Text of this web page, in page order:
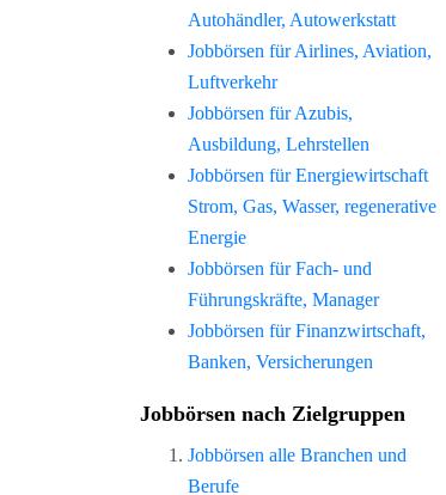
Autohändler, Autowerkstatt
Jobbörsen für Airlines, Aviation,
Luftverkehr
Jobbörsen für Azubis,
Ausbildung, Lehrstellen
Jobbörsen für Energiewirtschaft
Strom, Gas, Wasser, regenerative
Energie
Jobbörsen für Fach- und
Führungskräfte, Manager
Jobbörsen für Finanzwirtschaft,
Banken, Versicherungen
Jobbörsen nach Zielgruppen
Jobbörsen alle Branchen und
Berufe